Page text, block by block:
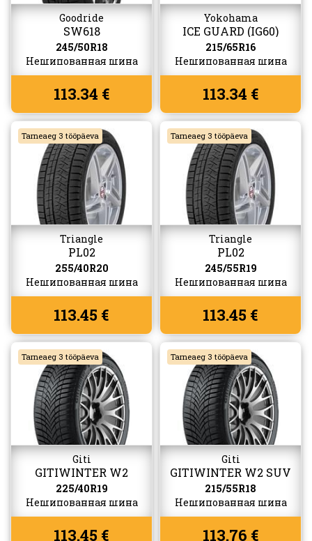
Goodride
SW618
245/50R18
Нешипованная шина
113.34 €
Yokohama
ICE GUARD (IG60)
215/65R16
Нешипованная шина
113.34 €
Tarneaeg 3 tööpäeva
Triangle
PL02
255/40R20
Нешипованная шина
113.45 €
Tarneaeg 3 tööpäeva
Triangle
PL02
245/55R19
Нешипованная шина
113.45 €
Tarneaeg 3 tööpäeva
Giti
GITIWINTER W2
225/40R19
Нешипованная шина
113.45 €
Tarneaeg 3 tööpäeva
Giti
GITIWINTER W2 SUV
215/55R18
Нешипованная шина
113.76 €